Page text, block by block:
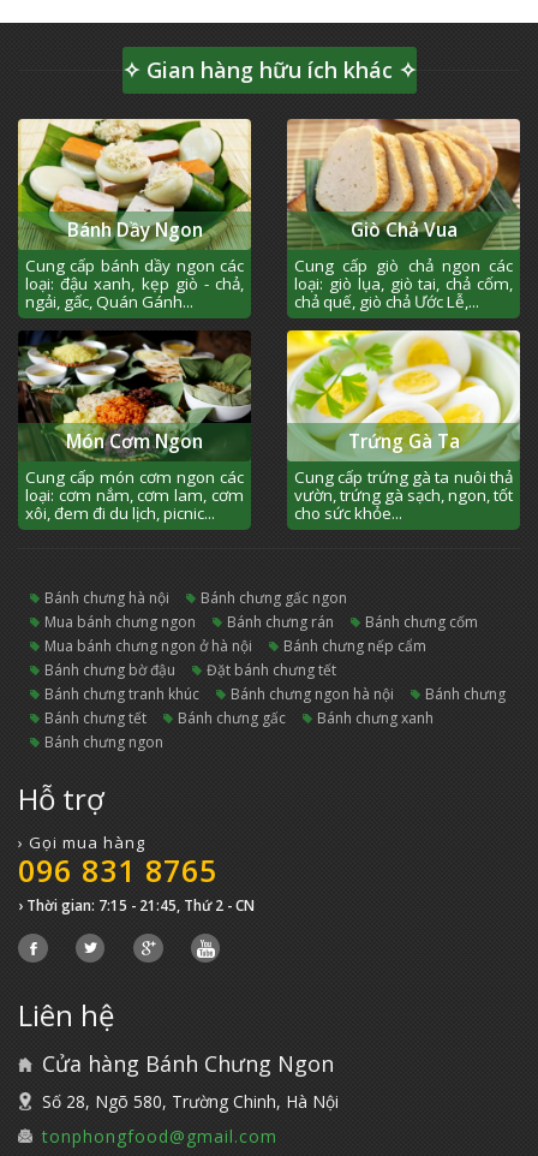
✧ Gian hàng hữu ích khác ✧
Bánh Dầy Ngon
Cung cấp bánh dầy ngon các
loại: đậu xanh, kẹp giò - chả,
ngải, gấc, Quán Gánh...
Giò Chả Vua
Cung cấp giò chả ngon các
loại: giò lụa, giò tai, chả cốm,
chả quế, giò chả Ước Lễ,...
Món Cơm Ngon
Cung cấp món cơm ngon các
loại: cơm nắm, cơm lam, cơm
xôi, đem đi du lịch, picnic...
Trứng Gà Ta
Cung cấp trứng gà ta nuôi thả
vườn, trứng gà sạch, ngon, tốt
cho sức khỏe...
bánh chưng hà nội
bánh chưng gấc ngon
mua bánh chưng ngon
bánh chưng rán
bánh chưng cốm
mua bánh chưng ngon ở hà nội
bánh chưng nếp cẩm
bánh chưng bờ đậu
đặt bánh chưng tết
bánh chưng tranh khúc
bánh chưng ngon hà nội
bánh chưng
bánh chưng tết
bánh chưng gấc
bánh chưng xanh
bánh chưng ngon
Hỗ trợ
› Gọi mua hàng
096 831 8765
› Thời gian: 7:15 - 21:45, Thứ 2 - CN
Liên hệ
Cửa hàng Bánh Chưng Ngon
Số 28, Ngõ 580, Trường Chinh, Hà Nội
tonphongfood@gmail.com